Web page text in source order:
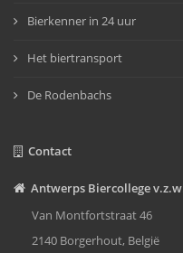
Bierkenner in 24 uur
Het biertransport
De Rodenbachs
Contact
Antwerps Biercollege
Van Montfortstraat 46
2140 Borgerhout, België